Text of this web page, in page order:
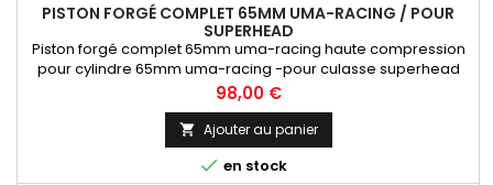
PISTON FORGÉ COMPLET 65MM UMA-RACING / POUR
SUPERHEAD
Piston forgé complet 65mm uma-racing haute compression
pour cylindre 65mm uma-racing -pour culasse superhead
uniquement ref: 02F00450
Prix
98,00 €
 Ajouter au panier
 en stock